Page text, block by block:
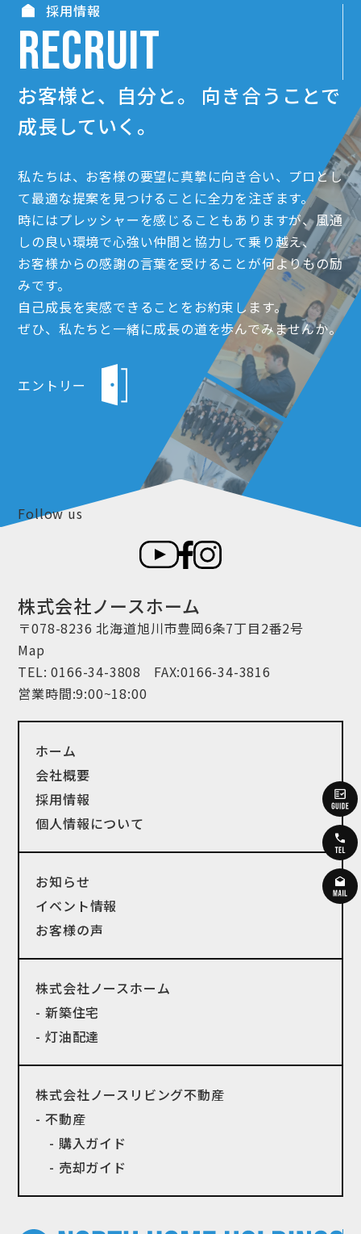
採用情報
RECRUIT
お客様と、自分と。
向き合うことで
成長していく。
私たちは、お客様の要望に真摯に向き合い、プロとし
て最適な提案を見つけることに全力を注ぎます。
時にはプレッシャーを感じることもありますが、風通
しの良い環境で心強い仲間と協力して乗り越え、
お客様からの感謝の言葉を受けることが何よりもの励
みです。
自己成長を実感できることをお約束します。
ぜひ、私たちと一緒に成長の道を歩んでみませんか。
エントリー
Follow us
ホーム
会社概要
採用情報
個人情報について
お知らせ
イベント情報
お客様の声
株式会社ノースホーム
- 新築住宅
- 灯油配達
株式会社ノースリビング不動産
- 不動産
- 購入ガイド
- 売却ガイド
株式会社ノースホーム
〒078-8236 北海道旭川市豊岡6条7丁目2番2号
Map
TEL:0166-34-3808
FAX:0166-34-3816
営業時間:9:00~18:00